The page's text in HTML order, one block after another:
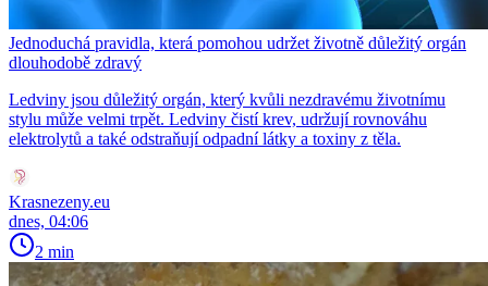
Jednoduchá pravidla, která pomohou udržet životně důležitý orgán
dlouhodobě zdravý
Ledviny jsou důležitý orgán, který kvůli nezdravému životnímu
stylu může velmi trpět. Ledviny čistí krev, udržují rovnováhu
elektrolytů a také odstraňují odpadní látky a toxiny z těla.
Krasnezeny.eu
dnes, 04:06
2 min